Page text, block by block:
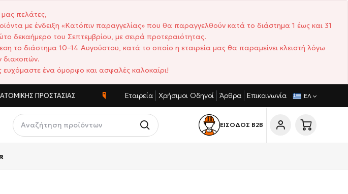
πελάτες,
με ένδειξη «Κατόπιν παραγγελίας» που θα παραγγελθούν κατά το διάστημα 1 έως και 31
δεκαήμερο του Σεπτεμβρίου, με σειρά προτεραιότητας.
το διάστημα 10–14 Αυγούστου, κατά το οποίο η εταιρεία μας θα παραμείνει κλειστή λόγω
διακοπών.
ευχόμαστε ένα όμορφο και ασφαλές καλοκαίρι!
ΠΡΟΣΤΑΣΊΑΣ ΑΝΤΑΓΩΝΙΣΤΙΚΈΣ ΤΙΜΈΣ ΣΎΝΤΟΜΟΙ ΧΡΌΝΟΙ ΠΑΡΆΔΟΣΗΣ
Εταιρεία Χρήσιμοι Οδηγοί Άρθρα Επικοινωνία ΕΛ
ΕΙΣΟΔΟΣ Β2Β